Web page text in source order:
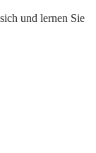
und lernen Sie